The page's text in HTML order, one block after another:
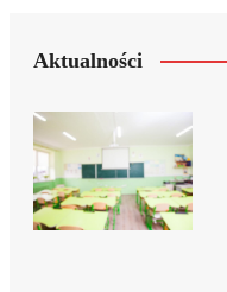
Aktualności